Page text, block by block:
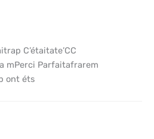
C’étaitate’CC
mPerci Parfaitafrarem
ont éts